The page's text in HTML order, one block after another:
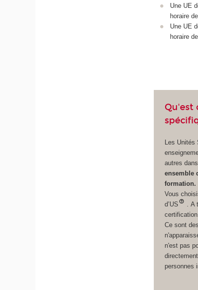
Une UE
horaire
Une UE
horaire
Qu'est
Les Unités
autres
ensemble
formation.
Vous
d’US
.
certification.
Ce sont
n'est pas
personnes